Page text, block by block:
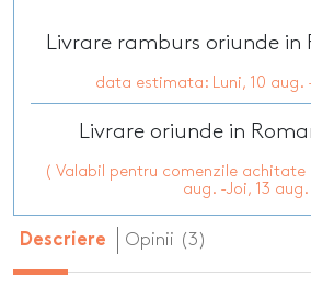
Livrare ramburs oriunde in
data estimata: Luni, 10 aug.
Livrare oriunde in
( Valabil pentru comenzile achitate
aug. -Joi, 13 aug.
Descriere Opinii (3)